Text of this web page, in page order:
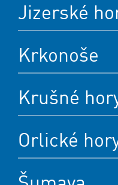
Jizerské
Krkonoše
Krušné
Orlické